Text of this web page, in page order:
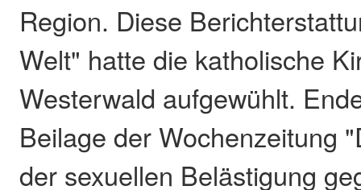
Region. Diese
Welt" hatte die katholische
Westerwald aufgewühlt.
Beilage der Wochenzeitung
der sexuellen Belästigung